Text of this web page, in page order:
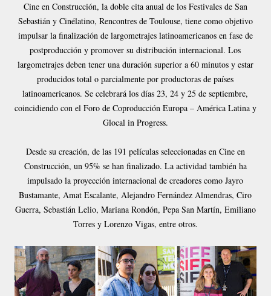
Cine en Construcción, la doble cita anual de los Festivales de San
Sebastián y Cinélatino, Rencontres de Toulouse, tiene como objetivo
impulsar la finalización de largometrajes latinoamericanos en fase de
postproducción y promover su distribución internacional. Los
largometrajes deben tener una duración superior a 60 minutos y estar
producidos total o parcialmente por productoras de países
latinoamericanos. Se celebrará los días 23, 24 y 25 de septiembre,
coincidiendo con el Foro de Coproducción Europa – América Latina y
Glocal in Progress.
Desde su creación, de las 191 películas seleccionadas en Cine en
Construcción, un 95% se han finalizado. La actividad también ha
impulsado la proyección internacional de creadores como Jayro
Bustamante, Amat Escalante, Alejandro Fernández Almendras, Ciro
Guerra, Sebastián Lelio, Mariana Rondón, Pepa San Martín, Emiliano
Torres y Lorenzo Vigas, entre otros.